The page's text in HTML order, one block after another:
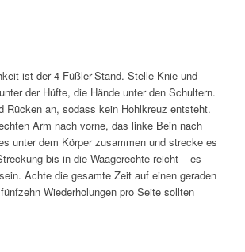
ist der 4-Füßler-Stand. Stelle Knie und
der Hüfte, die Hände unter den Schultern.
Rücken an, sodass kein Hohlkreuz entsteht.
Arm nach vorne, das linke Bein nach
unter dem Körper zusammen und strecke es
bis in die Waagerechte reicht – es
Achte die gesamte Zeit auf einen geraden
Wiederholungen pro Seite sollten